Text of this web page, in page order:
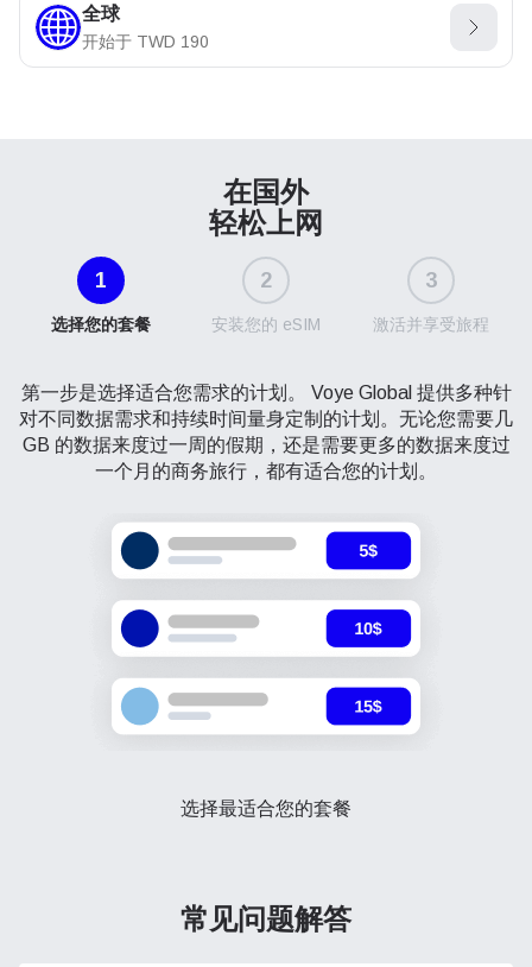
全球
开始于 TWD 190
在国外
轻松上网
1
选择您的套餐
2
安装您的 eSIM
3
激活并享受旅程
第一步是选择适合您需求的计划。 Voye Global 提供多种针
对不同数据需求和持续时间量身定制的计划。无论您需要几
GB 的数据来度过一周的假期，还是需要更多的数据来度过
一个月的商务旅行，都有适合您的计划。
选择最适合您的套餐
常见问题解答